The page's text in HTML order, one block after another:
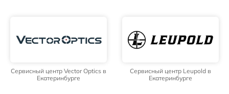
Сервисный центр Vector Optics в
Екатеринбурге
Сервисный центр Leupold в
Екатеринбурге